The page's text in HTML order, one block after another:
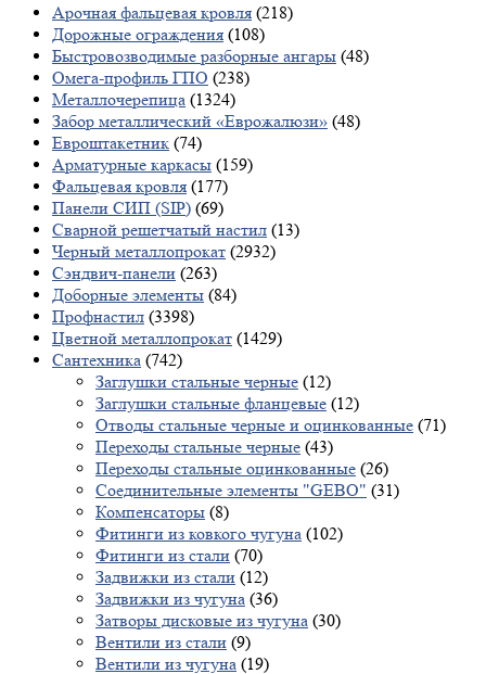
Арочная фальцевая кровля (218)
Дорожные ограждения (108)
Быстровозводимые разборные ангары (48)
Омега-профиль ГПО (238)
Металлочерепица (1324)
Забор металлический «Еврожалюзи» (48)
Евроштакетник (74)
Арматурные каркасы (159)
Фальцевая кровля (177)
Панели СИП (SIP) (69)
Сварной решетчатый настил (13)
Черный металлопрокат (2932)
Сэндвич-панели (263)
Доборные элементы (84)
Профнастил (3398)
Цветной металлопрокат (1429)
Сантехника (742)
Заглушки стальные черные (12)
Заглушки стальные фланцевые (12)
Отводы стальные черные и оцинкованные (71)
Переходы стальные черные (43)
Переходы стальные оцинкованные (26)
Соединительные элементы "GEBO" (31)
Компенсаторы (8)
Фитинги из ковкого чугуна (102)
Фитинги из стали (70)
Задвижки из стали (12)
Задвижки из чугуна (36)
Затворы дисковые из чугуна (30)
Вентили из стали (9)
Вентили из чугуна (19)